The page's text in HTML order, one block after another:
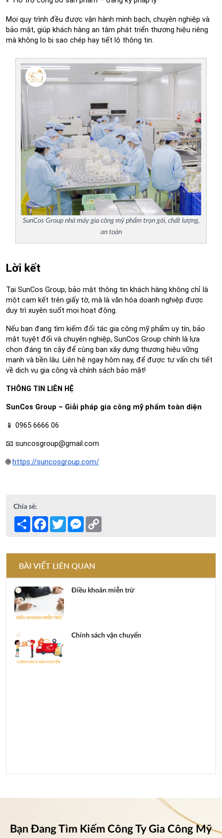
Mọi quy trình đều được vận hành minh bạch, chuyên nghiệp và
bảo mật, giúp khách hàng an tâm phát triển thương hiệu riêng
mà không lo bị sao chép hay tiết lộ thông tin.
SunCos Group nhà máy gia công mỹ phẩm trọn gói, chất lượng,
an toàn
Lời kết
Tại SunCos Group, bảo mật thông tin khách hàng không chỉ là
một cam kết trên giấy tờ, mà là văn hóa doanh nghiệp được
duy trì xuyên suốt mọi hoạt động.
Nếu bạn đang tìm kiếm đối tác gia công mỹ phẩm uy tín, bảo
mật tuyệt đối và chuyên nghiệp, SunCos Group chính là lựa
chọn đáng tin cậy để cùng bạn xây dựng thương hiệu vững
mạnh và bền lâu. Liên hệ ngay hôm nay, để được tư vấn chi tiết
về dịch vụ gia công và chính sách bảo mật!
THÔNG TIN LIÊN HỆ
SunCos Group – Giải pháp gia công mỹ phẩm toàn diện
📱 0965 6666 06
📧 suncosgroup@gmail.com
🌐 https://suncosgroup.com/
Chia sẻ:
Share FacebookTwitterMessenger
BÀI VIẾT LIÊN QUAN
Điều khoản miễn trừ
Chính sách vận chuyển
Bạn Đang Tìm Kiếm Công Ty Gia Công Mỹ